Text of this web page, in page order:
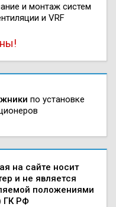
и монтаж систем
и VRF
по установке
на сайте носит
и не является
положениями
ГК РФ